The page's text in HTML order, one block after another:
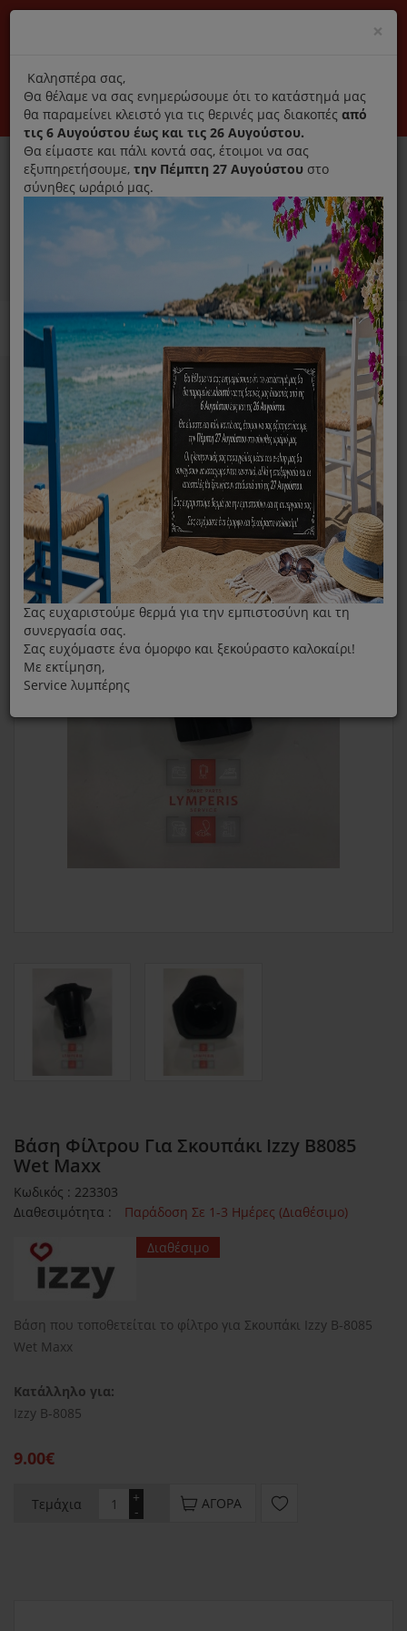
Αποκλειστικά γνήσια ανταλλακτικά
Σύνδεση Εγγραφή Εταιρεία Επικοινωνία
0
Ανταλλακτικά ηλεκτρικών συσκευών MENU
Home Μικροσυσκευές
Σκουπάκι
Βάση Φίλτρου Για Σκουπάκι Izzy B8085 Wet Maxx
Βάση Φίλτρου Για Σκουπάκι Izzy B8085
Wet Maxx
Κωδικός : 223303
Διαθεσιμότητα :
Παράδοση Σε 1-3 Ημέρες (Διαθέσιμο)
Διαθέσιμο
Βάση που τοποθετείται το φίλτρο για Σκουπάκι Izzy B-8085
Wet Maxx
Κατάλληλο για:
Izzy B-8085
9.00€
Τεμάχια -
+ ΑΓΟΡΆ
×
title
Καλησπέρα σας,
Θα θέλαμε να σας ενημερώσουμε ότι το κατάστημά μας
θα παραμείνει κλειστό για τις θερινές μας διακοπές από
τις 6 Αυγούστου έως και τις 26 Αυγούστου.
Θα είμαστε και πάλι κοντά σας, έτοιμοι να σας
εξυπηρετήσουμε, την Πέμπτη 27 Αυγούστου στο
σύνηθες ωράριό μας.
Σας ευχαριστούμε θερμά για την εμπιστοσύνη και τη
συνεργασία σας.
Σας ευχόμαστε ένα όμορφο και ξεκούραστο καλοκαίρι!
Με εκτίμηση,
Service λυμπέρης